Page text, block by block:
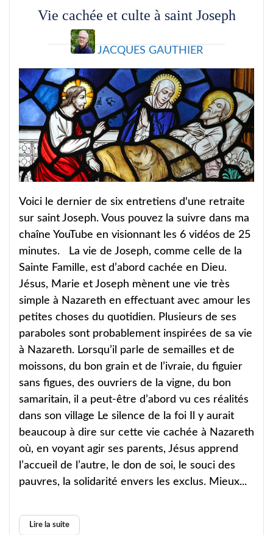
Vie cachée et culte à saint Joseph
JACQUES GAUTHIER
Voici le dernier de six entretiens d'une retraite
sur saint Joseph. Vous pouvez la suivre dans ma
chaîne YouTube en visionnant les 6 vidéos de 25
minutes. La vie de Joseph, comme celle de la
Sainte Famille, est d’abord cachée en Dieu.
Jésus, Marie et Joseph mènent une vie très
simple à Nazareth en effectuant avec amour les
petites choses du quotidien. Plusieurs de ses
paraboles sont probablement inspirées de sa vie
à Nazareth. Lorsqu’il parle de semailles et de
moissons, du bon grain et de l’ivraie, du figuier
sans figues, des ouvriers de la vigne, du bon
samaritain, il a peut-être d’abord vu ces réalités
dans son village Le silence de la foi Il y aurait
beaucoup à dire sur cette vie cachée à Nazareth
où, en voyant agir ses parents, Jésus apprend
l’accueil de l’autre, le don de soi, le souci des
pauvres, la solidarité envers les exclus. Mieux...
Lire la suite